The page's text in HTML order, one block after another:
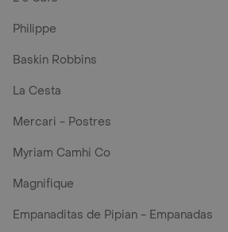
Philippe
Baskin Robbins
La Cesta
Mercari - Postres
Myriam Camhi Co
Magnifique
Empanaditas de Pipian - Empanadas